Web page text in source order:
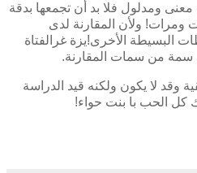
ومدلول فلا بد أن تجمعها بدقة
ومرات! ولأن المقارنة لدى
الفتاة غر يزةالبسيطة الأخرى!
سمة من سمات المقارنة.
وقد لا يكون ولكنه قيد الدراسة
كل الحب با بنت حواء!